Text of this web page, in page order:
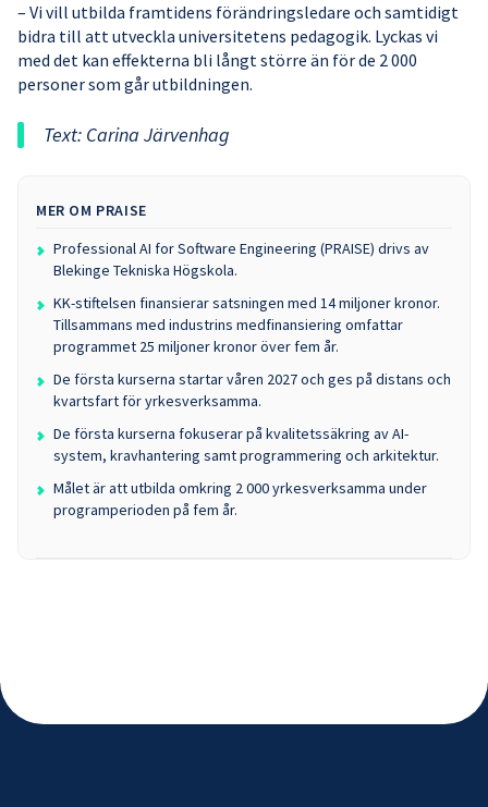
– Vi vill utbilda framtidens förändringsledare och samtidigt
bidra till att utveckla universitetens pedagogik. Lyckas vi
med det kan effekterna bli långt större än för de 2 000
personer som går utbildningen.
Text: Carina Järvenhag
MER OM PRAISE
Professional AI for Software Engineering (PRAISE) drivs av
Blekinge Tekniska Högskola.
KK-stiftelsen finansierar satsningen med 14 miljoner kronor.
Tillsammans med industrins medfinansiering omfattar
programmet 25 miljoner kronor över fem år.
De första kurserna startar våren 2027 och ges på distans och
kvartsfart för yrkesverksamma.
De första kurserna fokuserar på kvalitetssäkring av AI-
system, kravhantering samt programmering och arkitektur.
Målet är att utbilda omkring 2 000 yrkesverksamma under
programperioden på fem år.